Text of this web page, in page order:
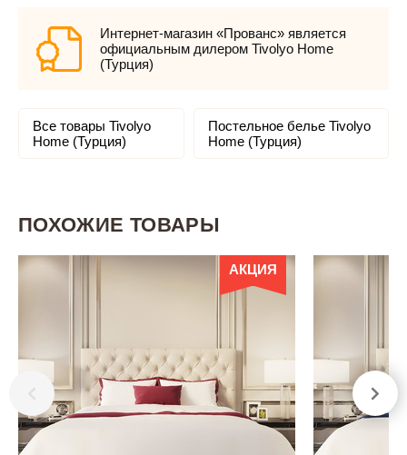
Интернет-магазин «Прованс» является
официальным дилером Tivolyo Home
(Турция)
Все товары Tivolyo
Home (Турция)
Постельное белье Tivolyo
Home (Турция)
ПОХОЖИЕ ТОВАРЫ
АКЦИЯ